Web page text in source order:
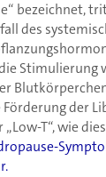
bezeichnet,
des
Stimulierung
der
T“, wie